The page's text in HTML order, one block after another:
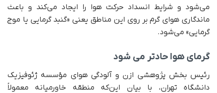
می‌شود و شرایط انسداد حرکت هوا را ایجاد می‌کند و باعث
ماندگاری هوای گرم بر روی این مناطق یعنی «گنبد گرمایی یا موج
گرمایی» می‌شود.
گرمای هوا حادتر می شود
رئیس بخش پژوهشی ازن و آلودگی هوای مؤسسه ژئوفیزیک
دانشگاه تهران، با بیان این‌که منطقه خاورمیانه معمولاً